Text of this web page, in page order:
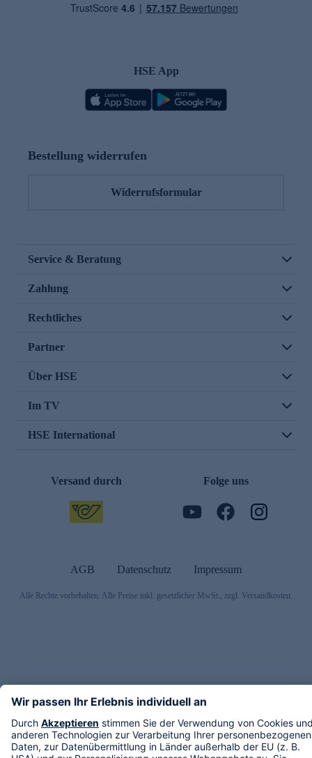
HSE App
Bestellung widerrufen
Widerrufsformular
Service & Beratung
Zahlung
Rechtliches
Partner
Über HSE
Im TV
HSE International
Versand durch Folge uns
AGB Datenschutz Impressum
Alle Rechte vorbehalten. Alle Preise inkl. gesetzlicher MwSt., zzgl. Versandkosten.